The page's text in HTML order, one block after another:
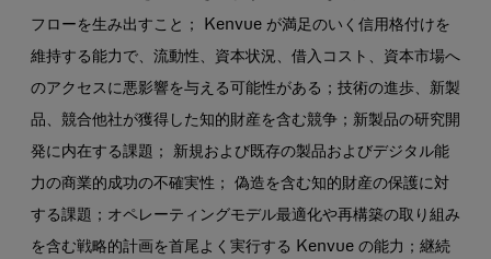
フローを生み出すこと； Kenvue が満足のいく信用格付けを
維持する能力で、流動性、資本状況、借入コスト、資本市場へ
のアクセスに悪影響を与える可能性がある；技術の進歩、新製
品、競合他社が獲得した知的財産を含む競争；新製品の研究開
発に内在する課題； 新規および既存の製品およびデジタル能
力の商業的成功の不確実性； 偽造を含む知的財産の保護に対
する課題；オペレーティングモデル最適化や再構築の取り組み
を含む戦略的計画を首尾よく実行する Kenvue の能力；継続